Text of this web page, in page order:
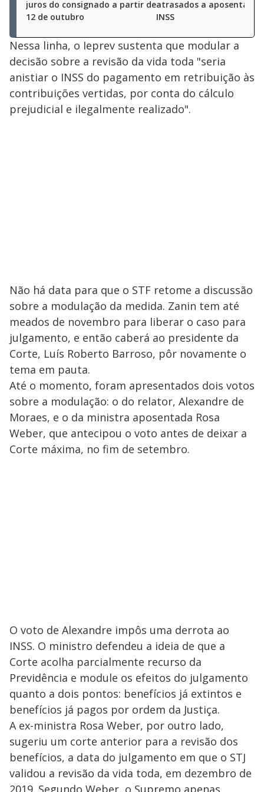
juros do consignado a partir de
12 de outubro
atrasados a
INSS
Nessa linha, o Ieprev sustenta que modular a
decisão sobre a revisão da vida toda "seria
anistiar o INSS do pagamento em retribuição às
contribuições vertidas, por conta do cálculo
prejudicial e ilegalmente realizado".
Não há data para que o STF retome a discussão
sobre a modulação da medida. Zanin tem até
meados de novembro para liberar o caso para
julgamento, e então caberá ao presidente da
Corte, Luís Roberto Barroso, pôr novamente o
tema em pauta.
Até o momento, foram apresentados dois votos
sobre a modulação: o do relator, Alexandre de
Moraes, e o da ministra aposentada Rosa
Weber, que antecipou o voto antes de deixar a
Corte máxima, no fim de setembro.
O voto de Alexandre impôs uma derrota ao
INSS. O ministro defendeu a ideia de que a
Corte acolha parcialmente recurso da
Previdência e module os efeitos do julgamento
quanto a dois pontos: benefícios já extintos e
benefícios já pagos por ordem da Justiça.
A ex-ministra Rosa Weber, por outro lado,
sugeriu um corte anterior para a revisão dos
benefícios, a data do julgamento em que o STJ
validou a revisão da vida toda, em dezembro de
2019. Segundo Weber, o Supremo apenas